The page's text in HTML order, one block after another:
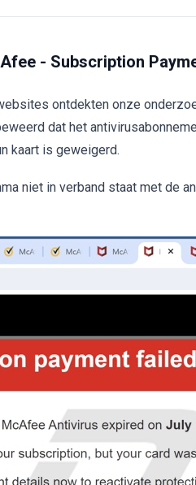
- Subscription
ontdekten onze
dat het
kaart is geweigerd.
niet in verband staat met de